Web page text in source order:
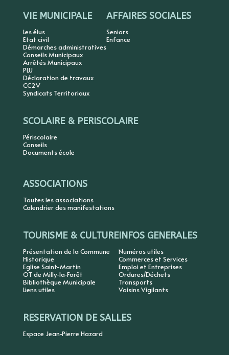
VIE MUNICIPALE
Les élus
Etat civil
Démarches administratives
Conseils Municipaux
Arrêtés Municipaux
PLU
Déclaration de travaux
CC2V
Syndicats Territoriaux
AFFAIRES SOCIALES
Seniors
Enfance
SCOLAIRE & PERISCOLAIRE
Périscolaire
Conseils
Documents école
ASSOCIATIONS
Toutes les associations
Calendrier des manifestations
TOURISME & CULTURE
Présentation de la Commune
Historique
Eglise Saint-Martin
OT de Milly-la-Forêt
Bibliothèque Municipale
Liens utiles
INFOS GENERALES
Numéros utiles
Commerces et Services
Emploi et Entreprises
Ordures/Déchets
Transports
Voisins Vigilants
RESERVATION DE SALLES
Espace Jean-Pierre Hazard